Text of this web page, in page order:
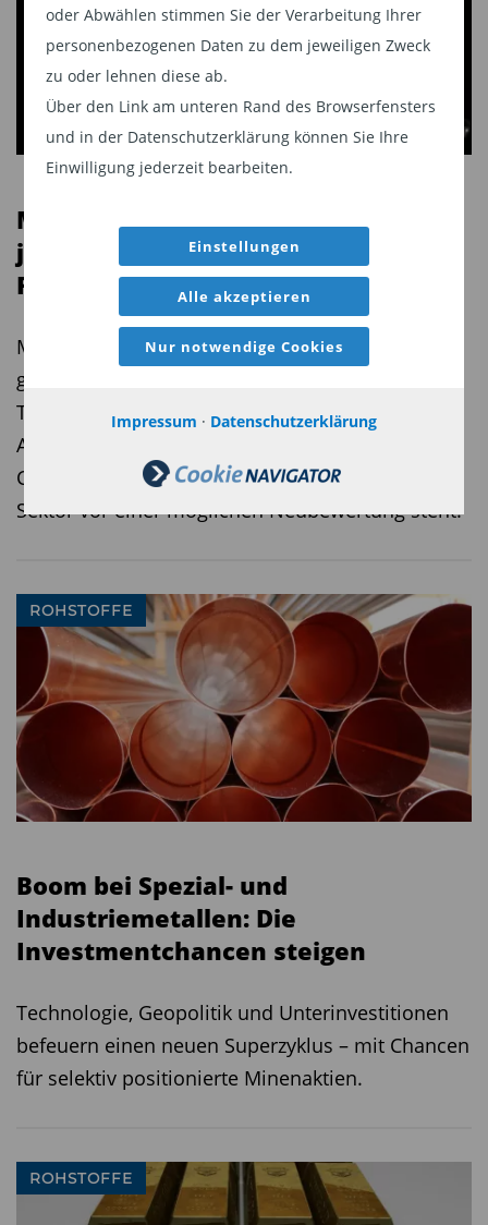
oder Abwählen stimmen Sie der Verarbeitung Ihrer
personenbezogenen Daten zu dem jeweiligen Zweck
zu oder lehnen diese ab.
Über den Link am unteren Rand des Browserfensters
und in der Datenschutzerklärung können Sie Ihre
Einwilligung jederzeit bearbeiten.
Einstellungen
Alle akzeptieren
Nur notwendige Cookies
Impressum · Datenschutzerklärung
Minenunternehmen 2026: Startet
jetzt ein mehrjähriger
Rohstoffaufschwung?
Minenunternehmen gelten aktuell als historisch
günstig bewertet – und gleich drei strukturelle
Treiber könnten den Start eines mehrjährigen
Aufschwungs markieren. Erfahren Sie, welche
Chancen sich jetzt eröffnen und warum der
Sektor vor einer möglichen Neubewertung steht.
ROHSTOFFE
Boom bei Spezial- und
Industriemetallen: Die
Investmentchancen steigen
Technologie, Geopolitik und Unterinvestitionen
befeuern einen neuen Superzyklus – mit Chancen
für selektiv positionierte Minenaktien.
ROHSTOFFE